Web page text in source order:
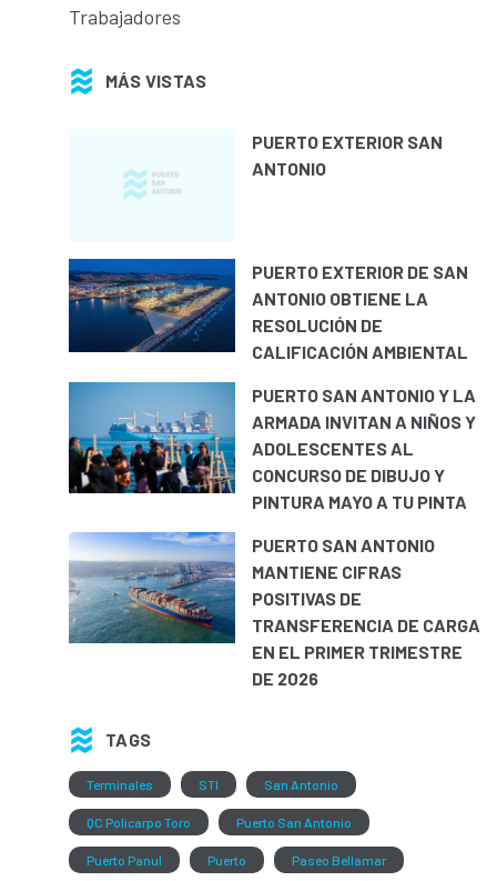
Trabajadores
MÁS VISTAS
PUERTO EXTERIOR SAN
ANTONIO
PUERTO EXTERIOR DE SAN
ANTONIO OBTIENE LA
RESOLUCIÓN DE
CALIFICACIÓN AMBIENTAL
PUERTO SAN ANTONIO Y LA
ARMADA INVITAN A NIÑOS Y
ADOLESCENTES AL
CONCURSO DE DIBUJO Y
PINTURA MAYO A TU PINTA
PUERTO SAN ANTONIO
MANTIENE CIFRAS
POSITIVAS DE
TRANSFERENCIA DE CARGA
EN EL PRIMER TRIMESTRE
DE 2026
TAGS
Terminales STI San Antonio
QC Policarpo Toro Puerto San Antonio
Puerto Panul Puerto Paseo Bellamar